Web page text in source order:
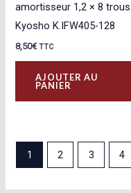
amortisseur 1,2 × 8 trous
Kyosho K.IFW405-128
8,50€ TTC
AJOUTER AU
PANIER
1 2 3 4